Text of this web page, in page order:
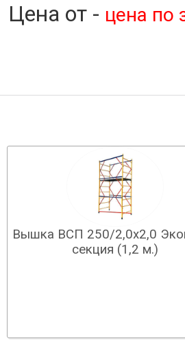
Цена от - цена по
Вышка ВСП 250/2,0х2,0
секция (1,2 м.)